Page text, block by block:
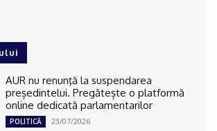
AUR nu renunţă la suspendarea
președintelui. Pregătește o platformă
online dedicată parlamentarilor
POLITICĂ 23/07/2026